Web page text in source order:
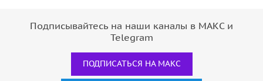
Подписывайтесь на наши каналы в МАКС и
Telegram
ПОДПИСАТЬСЯ НА МАКС